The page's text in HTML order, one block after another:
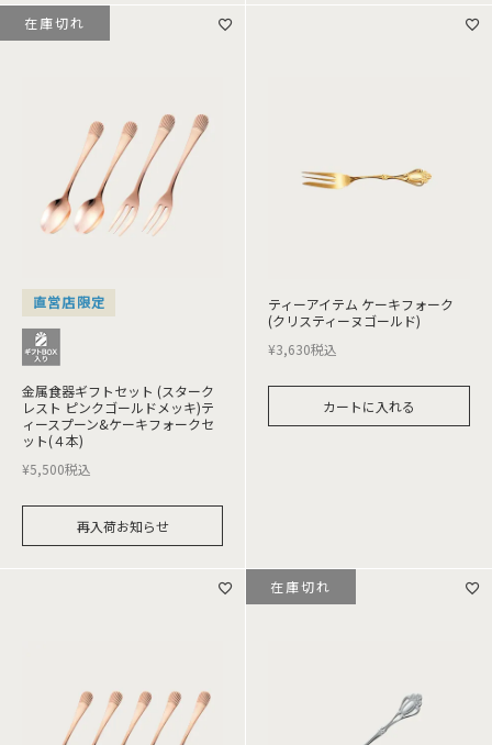
直営店限定
金属食器ギフトセット (スターク
レスト ピンクゴールドメッキ)テ
ィースプーン&ケーキフォークセ
ット(４本)
¥5,500税込
再入荷お知らせ
在庫切れ
ティーアイテム ケーキフォーク
(クリスティーヌゴールド)
¥3,630税込
カートに入れる
在庫切れ